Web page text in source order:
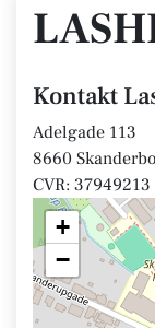
Kontakt
Adelgade 113
8660
CVR: 37949213
+
−